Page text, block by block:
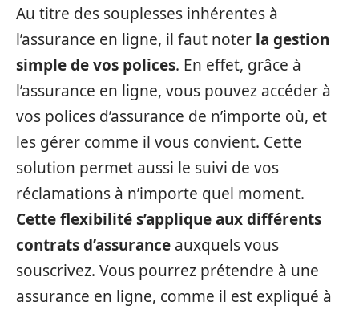
Au titre des souplesses inhérentes à
l’assurance en ligne, il faut noter la gestion
simple de vos polices. En effet, grâce à
l’assurance en ligne, vous pouvez accéder à
vos polices d’assurance de n’importe où, et
les gérer comme il vous convient. Cette
solution permet aussi le suivi de vos
réclamations à n’importe quel moment.
Cette flexibilité s’applique aux différents
contrats d’assurance auxquels vous
souscrivez. Vous pourrez prétendre à une
assurance en ligne, comme il est expliqué à